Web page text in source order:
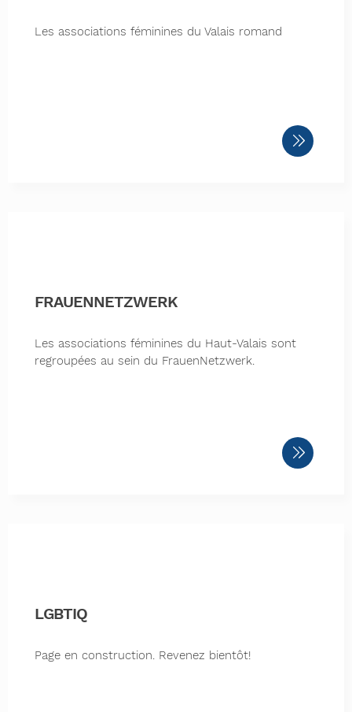
Les associations féminines du Valais romand
FRAUENNETZWERK
Les associations féminines du Haut-Valais sont
regroupées au sein du FrauenNetzwerk.
LGBTIQ
Page en construction. Revenez bientôt!